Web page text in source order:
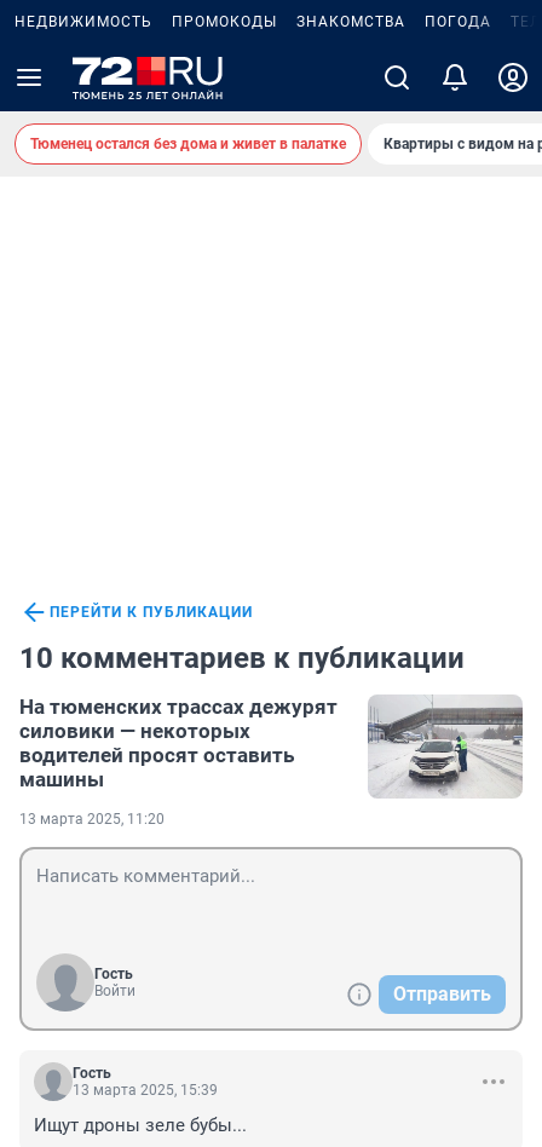
НЕДВИЖИМОСТЬ ПРОМОКОДЫ ЗНАКОМСТВА ПОГОДА
Тюменец остался без дома и живет в палатке Квартиры с видом на
ПЕРЕЙТИ К ПУБЛИКАЦИИ
10 комментариев к публикации
На тюменских трассах дежурят
силовики — некоторых
водителей просят оставить
машины
13 марта 2025, 11:20
Гость
Войти
Отправить
Гость
13 марта 2025, 15:39
Ищут дроны зеле бубы...